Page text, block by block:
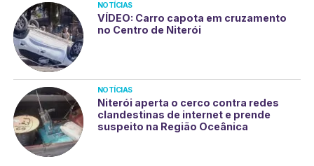
NOTÍCIAS
VÍDEO: Carro capota em cruzamento
no Centro de Niterói
NOTÍCIAS
Niterói aperta o cerco contra redes
clandestinas de internet e prende
suspeito na Região Oceânica